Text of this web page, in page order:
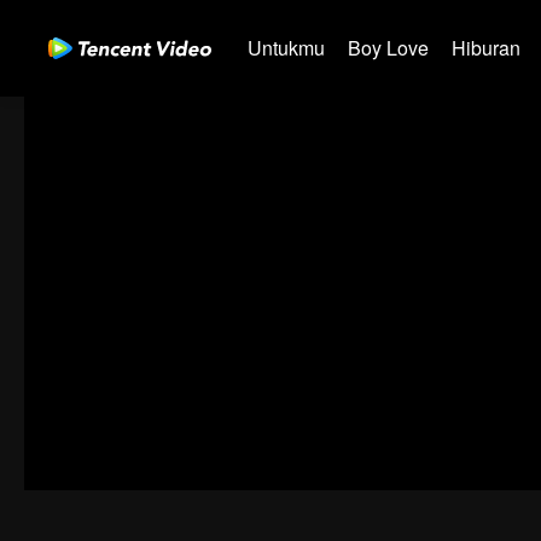
Untukmu Boy Love Hiburan